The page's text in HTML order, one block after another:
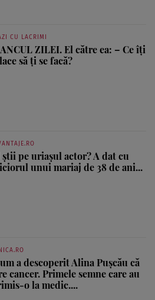
CU LACRIMI
ZILEI. El către ea: – Ce îți
să ți se facă?
pe uriașul actor? A dat cu
unui mariaj de 38 de ani...
a descoperit Alina Pușcău că
cancer. Primele semne care au
o la medic....